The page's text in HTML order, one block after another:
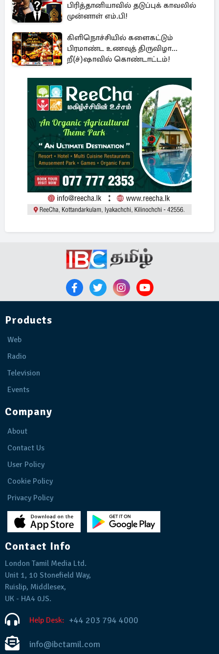
பிரித்தானியாவில் தடுப்புக் காவலில்
முன்னாள் எம்.பி!
கிளிநொச்சியில் களைகட்டும்
பிரமாண்ட உணவுத் திருவிழா...
றீ(ச்)ஷாவில் கொண்டாட்டம்!
Products
Web
Radio
Television
Events
Company
About
Contact Us
User Policy
Cookie Policy
Privacy Policy
Contact Info
London Tamil Media Ltd.
Unit 1, 10 Stonefield Way,
Ruislip, Middlesex,
UK - HA4 0JS.
Help Desk: +44 203 794 4000
info@ibctamil.com